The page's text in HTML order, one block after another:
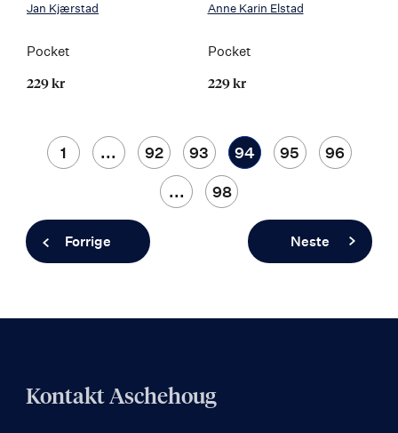
Jan Kjærstad
Pocket
229 kr
Anne Karin Elstad
Pocket
229 kr
Side
Side
Forrige
Side
1 ... Side
92 Side
93
You're
currently
page
94 Side
95 Side
96
... Side
98
Side
Neste
Kontakt Aschehoug